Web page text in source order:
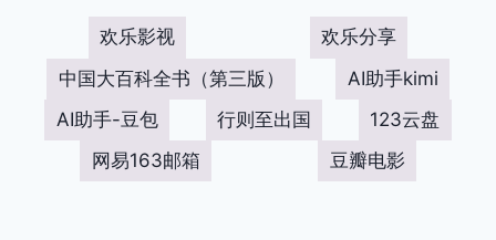
欢乐影视
欢乐分享
中国大百科全书（第三版）
AI助手kimi
AI助手-豆包
行则至出国
123云盘
网易163邮箱
豆瓣电影